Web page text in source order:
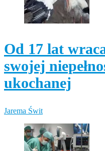
Od 17 lat
swojej
ukochanej
Jarema Świt